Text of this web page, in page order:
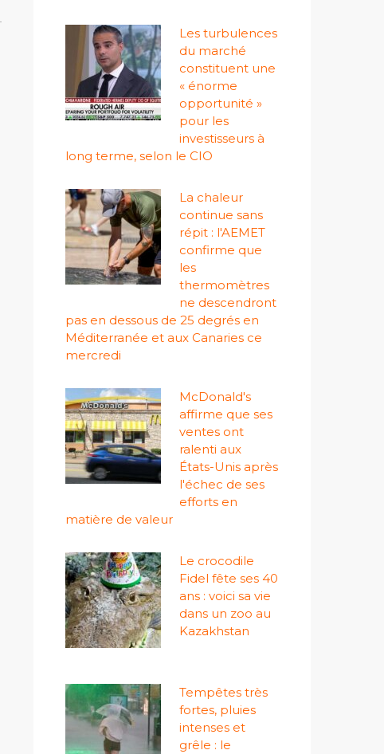
Les turbulences
du marché
constituent une
« énorme
opportunité »
pour les
investisseurs à
long terme, selon le CIO
La chaleur
continue sans
répit : l'AEMET
confirme que
les
thermomètres
ne descendront
pas en dessous de 25 degrés en
Méditerranée et aux Canaries ce
mercredi
McDonald's
affirme que ses
ventes ont
ralenti aux
États-Unis après
l'échec de ses
efforts en
matière de valeur
Le crocodile
Fidel fête ses 40
ans : voici sa vie
dans un zoo au
Kazakhstan
Tempêtes très
fortes, pluies
intenses et
grêle : le